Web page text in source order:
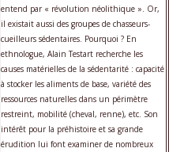
entend par « révolution néolithique ». Or,
il existait aussi des groupes de chasseurs-
cueilleurs sédentaires. Pourquoi ? En
ethnologue, Alain Testart recherche les
causes matérielles de la sédentarité : capacité
à stocker les aliments de base, variété des
ressources naturelles dans un périmètre
restreint, mobilité (cheval, renne), etc. Son
intérêt pour la préhistoire et sa grande
érudition lui font examiner de nombreux